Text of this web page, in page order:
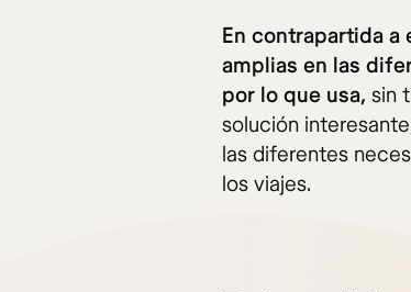
En contrapartida
amplias en las
por lo que usa, sin
solución
las diferentes
los viajes.